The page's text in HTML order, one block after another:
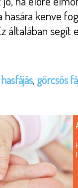
hasára kenve
általában segít
, görcsös